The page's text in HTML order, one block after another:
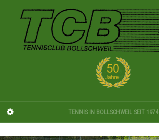
TENNIS IN BOLLSCHWEIL SEIT 1974